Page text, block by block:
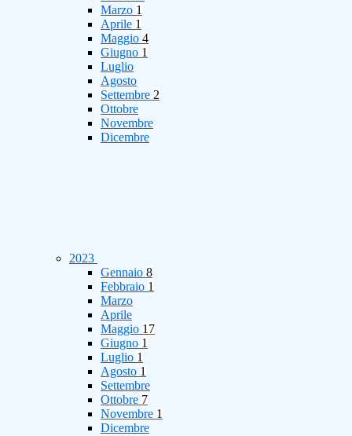
Marzo 1
Aprile 1
Maggio 4
Giugno 1
Luglio
Agosto
Settembre 2
Ottobre
Novembre
Dicembre
2023
Gennaio 8
Febbraio 1
Marzo
Aprile
Maggio 17
Giugno 1
Luglio 1
Agosto 1
Settembre
Ottobre 7
Novembre 1
Dicembre